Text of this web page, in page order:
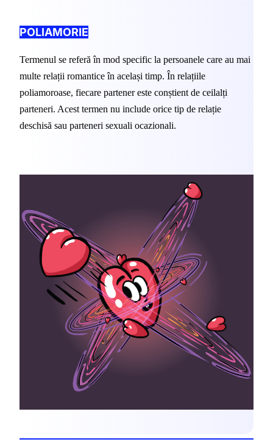
POLIAMORIE
Termenul se referă în mod specific la persoanele care au mai
multe relații romantice în același timp. În relațiile
poliamoroase, fiecare partener este conștient de ceilalți
parteneri. Acest termen nu include orice tip de relație
deschisă sau parteneri sexuali ocazionali.